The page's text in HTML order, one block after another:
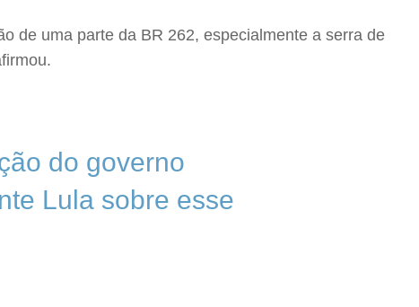
de uma parte da BR 262, especialmente a serra de
do governo
Lula sobre esse